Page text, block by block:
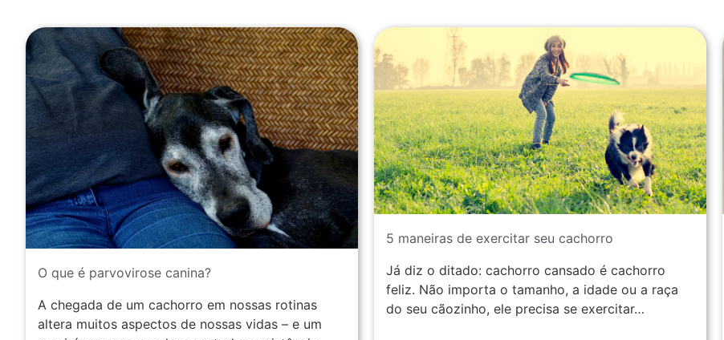
O que é parvovirose canina?
A chegada de um cachorro em nossas rotinas
altera muitos aspectos de nossas vidas – e um
5 maneiras de exercitar seu cachorro
Já diz o ditado: cachorro cansado é cachorro
feliz. Não importa o tamanho, a idade ou a raça
do seu cãozinho, ele precisa se exercitar…